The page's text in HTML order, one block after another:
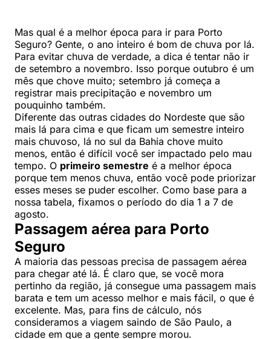
Mas qual é a melhor época para ir para Porto
Seguro? Gente, o ano inteiro é bom de chuva por lá.
Para evitar chuva de verdade, a dica é tentar não ir
de setembro a novembro. Isso porque outubro é um
mês que chove muito; setembro já começa a
registrar mais precipitação e novembro um
pouquinho também.
Diferente das outras cidades do Nordeste que são
mais lá para cima e que ficam um semestre inteiro
mais chuvoso, lá no sul da Bahia chove muito
menos, então é difícil você ser impactado pelo mau
tempo. O primeiro semestre é a melhor época
porque tem menos chuva, então você pode priorizar
esses meses se puder escolher. Como base para a
nossa tabela, fixamos o período do dia 1 a 7 de
agosto.
Passagem aérea para Porto
Seguro
A maioria das pessoas precisa de passagem aérea
para chegar até lá. É claro que, se você mora
pertinho da região, já consegue uma passagem mais
barata e tem um acesso melhor e mais fácil, o que é
excelente. Mas, para fins de cálculo, nós
consideramos a viagem saindo de São Paulo, a
cidade em que a gente sempre morou.